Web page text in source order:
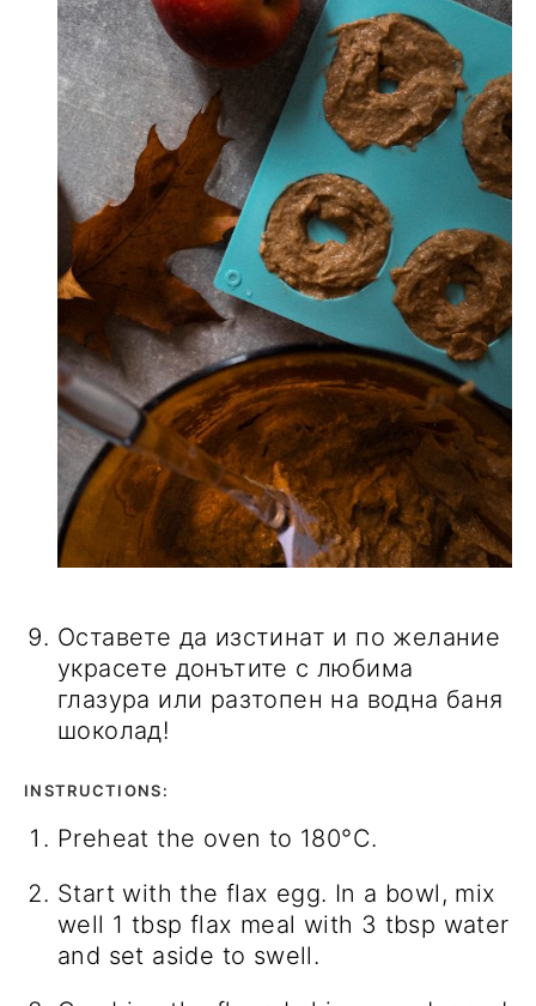
Оставете да изстинат и по желание
украсете донътите с любима
глазура или разтопен на водна баня
шоколад!
INSTRUCTIONS:
Preheat the oven to 180°C.
Start with the flax egg. In a bowl, mix
well 1 tbsp flax meal with 3 tbsp water
and set aside to swell.